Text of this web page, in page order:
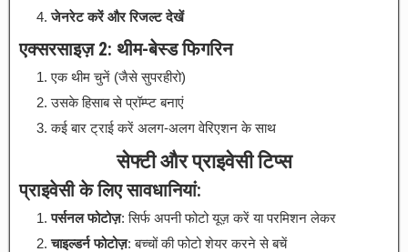
जेनरेट करें और रिजल्ट देखें
एक्सरसाइज़ 2: थीम-बेस्ड फिगरिन
एक थीम चुनें (जैसे सुपरहीरो)
उसके हिसाब से प्रॉम्प्ट बनाएं
कई बार ट्राई करें अलग-अलग वेरिएशन के साथ
सेफ्टी और प्राइवेसी टिप्स
प्राइवेसी के लिए सावधानियां:
पर्सनल फोटोज़: सिर्फ अपनी फोटो यूज़ करें या परमिशन लेकर
चाइल्डर्न फोटोज़: बच्चों की फोटो शेयर करने से बचें